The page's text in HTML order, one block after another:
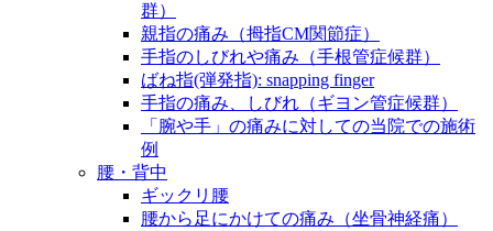
群）
親指の痛み（拇指CM関節症）
手指のしびれや痛み（手根管症候群）
ばね指(弾発指): snapping finger
手指の痛み、しびれ（ギヨン管症候群）
「腕や手」の痛みに対しての当院での施術
例
腰・背中
ギックリ腰
腰から足にかけての痛み（坐骨神経痛）